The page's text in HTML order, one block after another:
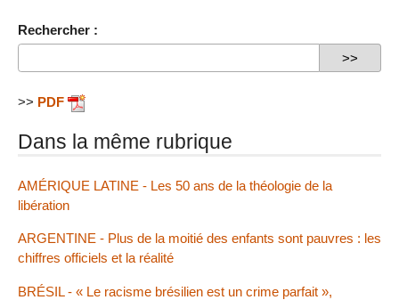
Rechercher :
>> PDF
Dans la même rubrique
AMÉRIQUE LATINE - Les 50 ans de la théologie de la
libération
ARGENTINE - Plus de la moitié des enfants sont pauvres : les
chiffres officiels et la réalité
BRÉSIL - « Le racisme brésilien est un crime parfait »,